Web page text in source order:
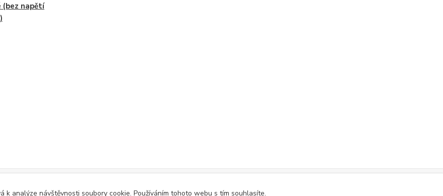
(bez napětí
k analýze návštěvnosti soubory cookie. Používáním tohoto webu s tím souhlasíte.